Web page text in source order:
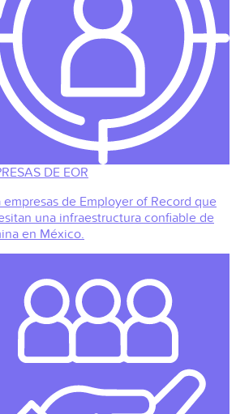
DE EOR
empresas de Employer of Record que
una infraestructura confiable de
en México.